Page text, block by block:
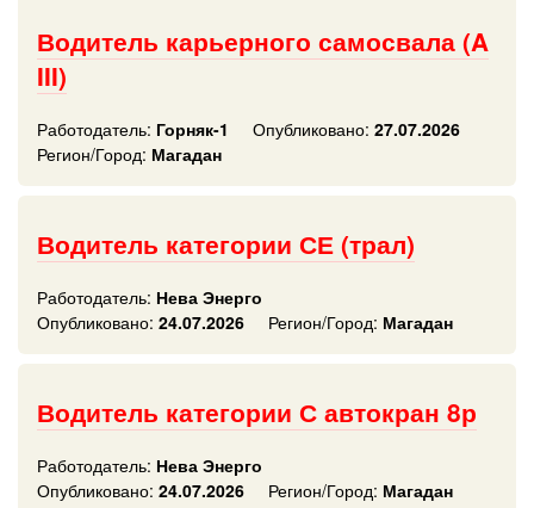
Водитель карьерного самосвала (A
III)
Работодатель: Горняк-1 Опубликовано: 27.07.2026
Регион/Город: Магадан
Водитель категории СЕ (трал)
Работодатель: Нева Энерго
Опубликовано: 24.07.2026 Регион/Город: Магадан
Водитель категории С автокран 8р
Работодатель: Нева Энерго
Опубликовано: 24.07.2026 Регион/Город: Магадан